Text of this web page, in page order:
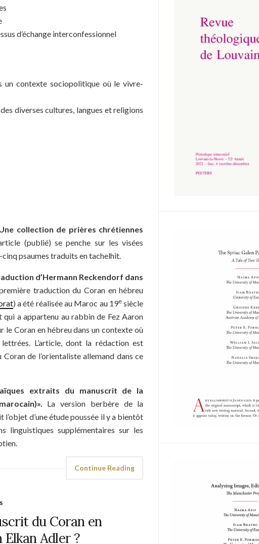
d’échange interconfessionnel
un contexte sociopolitique où le vivre-
diverses cultures, langues et religions
collection de prières chrétiennes
(publié) se penche sur les visées
psaumes traduits en tachelhit.
d’Hermann Reckendorf dans
traduction du Coran en hébreu
) a été réalisée au Maroc au 19e siècle
a appartenu au rabbin de Fez Aaron
Coran en hébreu dans un contexte où
L’article, dont la rédaction est
de l’orientaliste allemand dans ce
extraits du manuscrit de la
. La version berbère de la
d’une étude poussée il y a bientôt
linguistiques supplémentaires sur les
Continue Reading
du Coran en
Adler ?